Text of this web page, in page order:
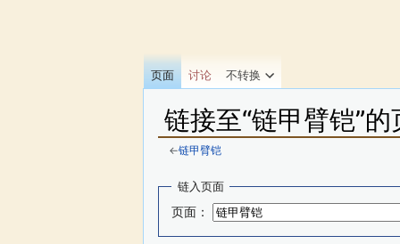
链接至“链甲臂铠”的
←链甲臂铠
链入页面
页面：
页面 讨论 不转换